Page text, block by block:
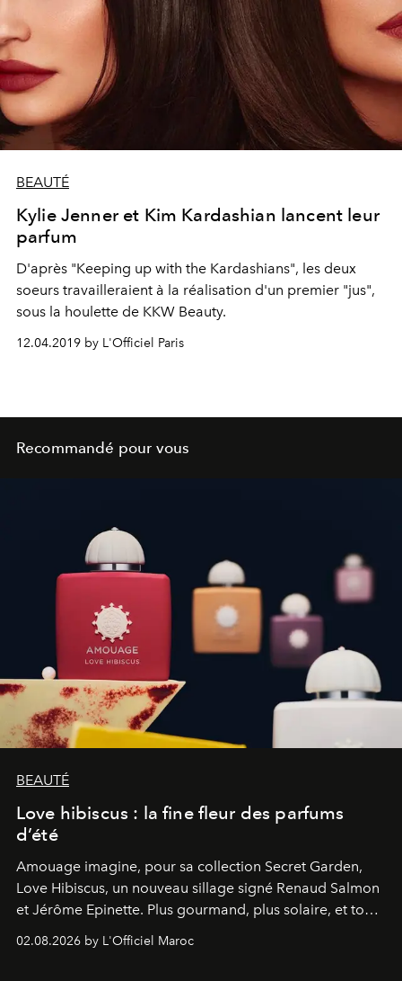
BEAUTÉ
Kylie Jenner et Kim Kardashian lancent leur
parfum
D'après "Keeping up with the Kardashians", les deux
soeurs travailleraient à la réalisation d'un premier "jus",
sous la houlette de KKW Beauty.
12.04.2019 by L'Officiel Paris
Recommandé pour vous
BEAUTÉ
Love hibiscus : la fine fleur des parfums
d’été
Amouage imagine, pour sa collection Secret Garden,
Love Hibiscus, un nouveau sillage signé Renaud Salmon
et Jérôme Epinette. Plus gourmand, plus solaire, et tout
02.08.2026 by L'Officiel Maroc